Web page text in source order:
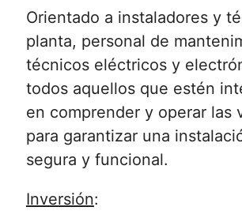
Orientado a instaladores y
planta, personal de
técnicos eléctricos y
todos aquellos que estén
en comprender y operar las
para garantizar una
segura y funcional.
Inversión: